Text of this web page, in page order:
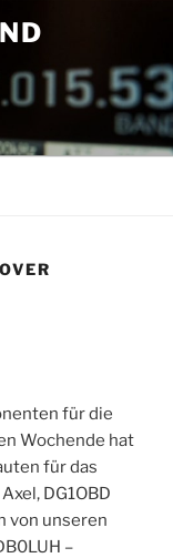
für die
Wochende hat
für das
DG1OBD
von unseren
–